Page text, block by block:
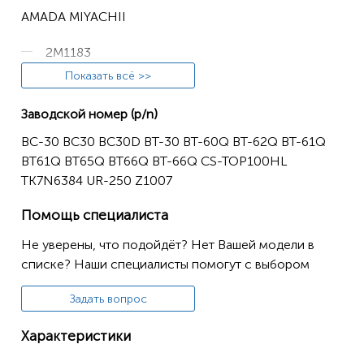
AMADA MIYACHII
2M1183
MM-410A
MM-410A-00-00
Fuji Electric systems
Hioki
LR8410
LR8510
SOKKIA
SHC250
SHC2500
Показать всё >>
Заводской номер (p/n)
BC-30 BC30 BC30D BT-30 BT-60Q BT-62Q BT-61Q
BT61Q BT65Q BT66Q BT-66Q CS-TOP100HL
TK7N6384 UR-250 Z1007
Помощь специалиста
Не уверены, что подойдёт? Нет Вашей модели в
списке? Наши специалисты помогут с выбором
Задать вопрос
Характеристики